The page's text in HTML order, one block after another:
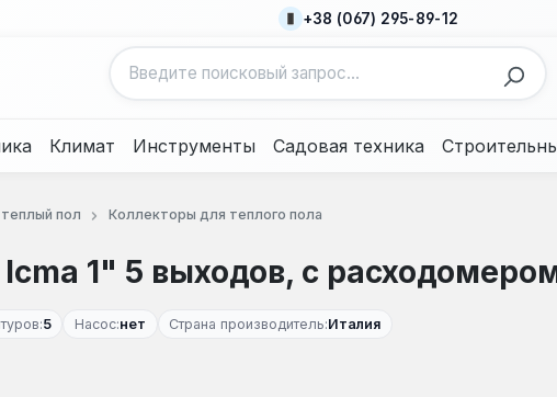
+38 (067) 295-89-12
Климат Инструменты Садовая техника
пол Коллекторы для теплого пола
1" 5 выходов, с
5 Насос:нет Страна производитель:Италия